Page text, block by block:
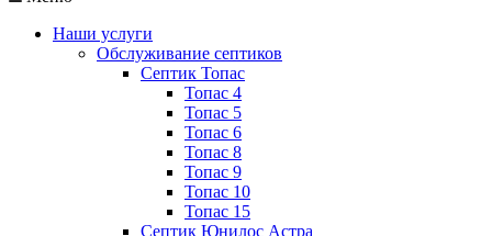
Наши услуги
Обслуживание септиков
Септик Топас
Топас 4
Топас 5
Топас 6
Топас 8
Топас 9
Топас 10
Топас 15
Септик Юнилос Астра